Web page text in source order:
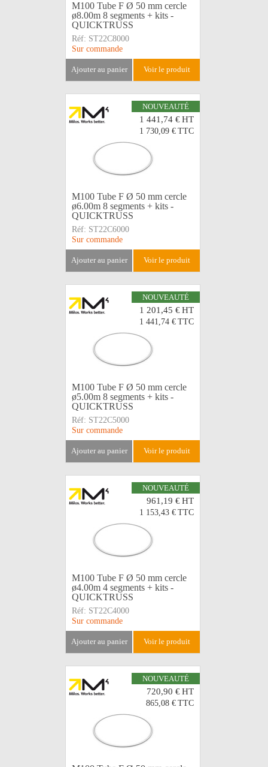
M100 Tube F Ø 50 mm cercle
ø8.00m 8 segments + kits -
QUICKTRUSS
Réf: ST22C8000
Sur commande
ajouter au panier voir le produit
NOUVEAUTÉ
1 441,74 €HT
1 730,09 € TTC
M100 Tube F Ø 50 mm cercle
ø6.00m 8 segments + kits -
QUICKTRUSS
Réf: ST22C6000
Sur commande
ajouter au panier voir le produit
NOUVEAUTÉ
1 201,45 €HT
1 441,74 € TTC
M100 Tube F Ø 50 mm cercle
ø5.00m 8 segments + kits -
QUICKTRUSS
Réf: ST22C5000
Sur commande
ajouter au panier voir le produit
NOUVEAUTÉ
961,19 €HT
1 153,43 € TTC
M100 Tube F Ø 50 mm cercle
ø4.00m 4 segments + kits -
QUICKTRUSS
Réf: ST22C4000
Sur commande
ajouter au panier voir le produit
NOUVEAUTÉ
720,90 €HT
865,08 € TTC